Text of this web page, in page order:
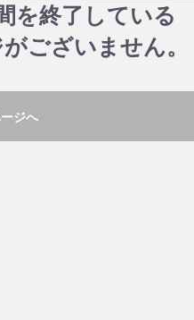
を終了している
ございません。
ジへ